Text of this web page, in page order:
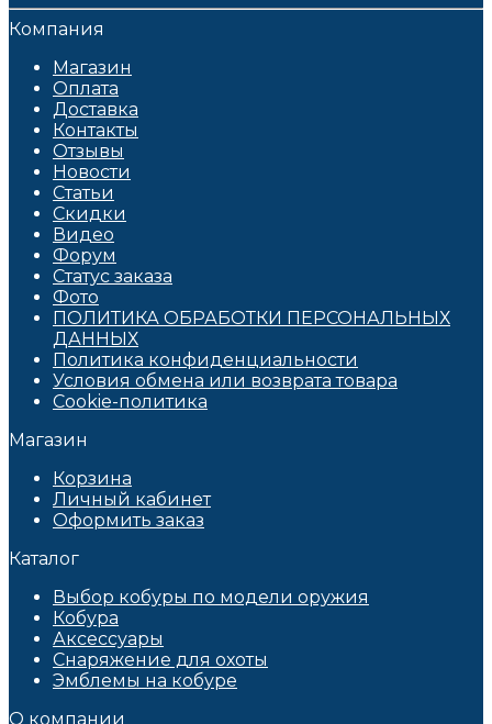
Компания
Магазин
Оплата
Доставка
Контакты
Отзывы
Новости
Статьи
Скидки
Видео
Форум
Статус заказа
Фото
ПОЛИТИКА ОБРАБОТКИ ПЕРСОНАЛЬНЫХ
ДАННЫХ​
Политика конфиденциальности
Условия обмена или возврата товара
Cookie-политика
Магазин
Корзина
Личный кабинет
Оформить заказ
Каталог
Выбор кобуры по модели оружия
Кобура
Аксессуары
Снаряжение для охоты
Эмблемы на кобуре
О компании